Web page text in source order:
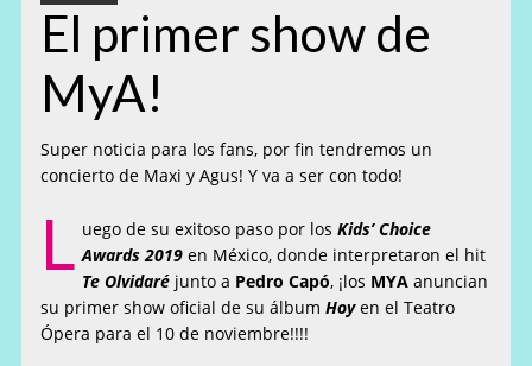
El primer show de
MyA!
Super noticia para los fans, por fin tendremos un
concierto de Maxi y Agus! Y va a ser con todo!
L uego de su exitoso paso por los Kids’ Choice
Awards 2019 en México, donde interpretaron el hit
Te Olvidaré junto a Pedro Capó, ¡los MYA anuncian
su primer show oficial de su álbumHoy en el Teatro
Ópera para el 10 de noviembre!!!!